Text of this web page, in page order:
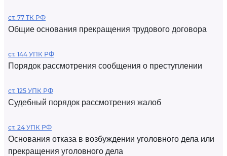
ст. 77 ТК РФ
Общие основания прекращения трудового договора
ст. 144 УПК РФ
Порядок рассмотрения сообщения о преступлении
ст. 125 УПК РФ
Судебный порядок рассмотрения жалоб
ст. 24 УПК РФ
Основания отказа в возбуждении уголовного дела или
прекращения уголовного дела